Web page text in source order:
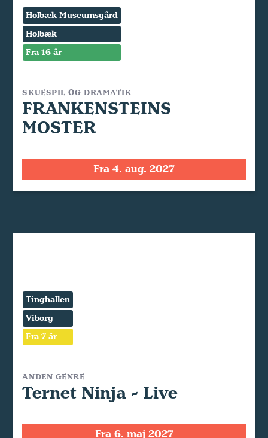
Holbæk Museumsgård
Holbæk
Fra 16 år
SKUESPIL OG DRAMATIK
FRANKENSTEINS
MOSTER
Fra 4. aug. 2027
Tinghallen
Viborg
Fra 7 år
ANDEN GENRE
Ternet Ninja - Live
Fra 6. maj 2027